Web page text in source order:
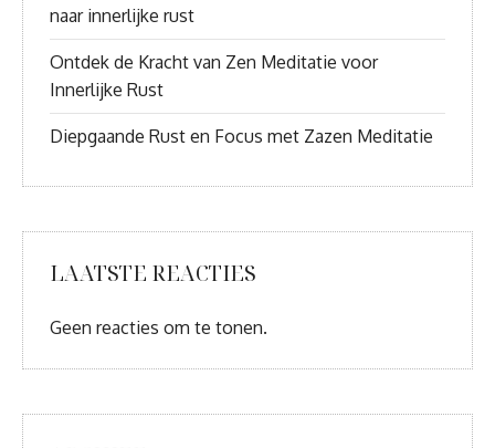
naar innerlijke rust
Ontdek de Kracht van Zen Meditatie voor
Innerlijke Rust
Diepgaande Rust en Focus met Zazen Meditatie
LAATSTE REACTIES
Geen reacties om te tonen.